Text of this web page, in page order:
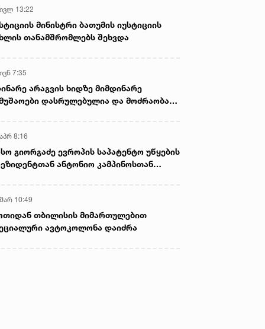
13:22
მინისტრი ბათუმის იუსტიციის
თანამშრომლებს შეხვდა
7:35
არაგვის ხიდზე მიმდინარე
დასრულებულია და მოძრაობა
8:16
გიორგაძე ევროპის საპატენტო უწყების
ანტონიო კამპინოსთან
10:49
თბილისის მიმართულებით
ავტოკოლონა დაიძრა